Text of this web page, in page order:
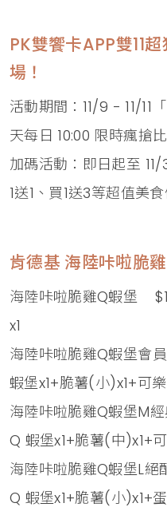
PK雙饗卡APP雙11
場！
活動期間：11/9 - 11/11
天每日 10:00 限時瘋搶
加碼活動：即日起至
1送1、買1送3等超值美
肯德基 海陸咔啦脆
海陸咔啦脆雞Q蝦堡
x1
海陸咔啦脆雞Q蝦堡
蝦堡x1+脆薯(小)x1+可
海陸咔啦脆雞Q蝦堡
Q 蝦堡x1+脆薯(中)x1+
海陸咔啦脆雞Q蝦堡L
Q 蝦堡x1+脆薯(小)x1+